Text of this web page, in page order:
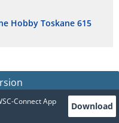
Hobby Toskane 615
Connect App
Download